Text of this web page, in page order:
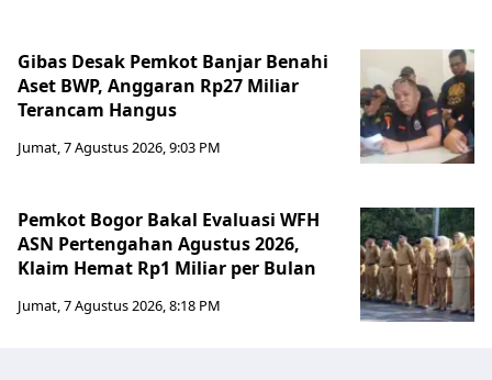
Gibas Desak Pemkot Banjar Benahi
Aset BWP, Anggaran Rp27 Miliar
Terancam Hangus
Jumat, 7 Agustus 2026, 9:03 PM
Pemkot Bogor Bakal Evaluasi WFH
ASN Pertengahan Agustus 2026,
Klaim Hemat Rp1 Miliar per Bulan
Jumat, 7 Agustus 2026, 8:18 PM